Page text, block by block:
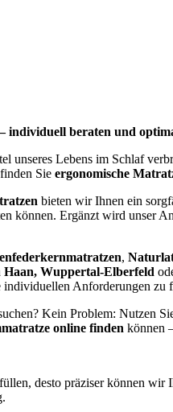
individuell beraten und
unseres Lebens im Schlaf
finden Sie ergonomische
bieten wir Ihnen ein
können. Ergänzt wird unser
,
Haan, Wuppertal-Elberfeld
Anforderungen zu
Kein Problem: Nutzen
online finden können
desto präziser können